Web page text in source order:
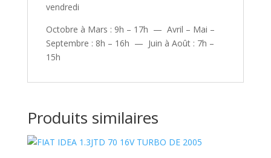
vendredi
Octobre à Mars : 9h – 17h — Avril – Mai –
Septembre : 8h – 16h — Juin à Août : 7h –
15h
Produits similaires